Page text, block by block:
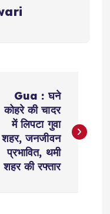
Gua : घने
कोहरे की चादर
में लिपटा गुवा
शहर, जनजीवन
प्रभावित, थमी
शहर की रफ्तार